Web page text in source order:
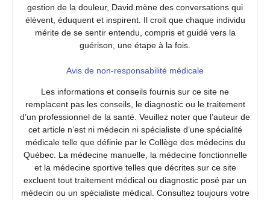
gestion de la douleur, David mène des conversations qui
élèvent, éduquent et inspirent. Il croit que chaque individu
mérite de se sentir entendu, compris et guidé vers la
guérison, une étape à la fois.
Avis de non-responsabilité médicale
Les informations et conseils fournis sur ce site ne
remplacent pas les conseils, le diagnostic ou le traitement
d’un professionnel de la santé. Veuillez noter que l’auteur de
cet article n’est ni médecin ni spécialiste d’une spécialité
médicale telle que définie par le Collège des médecins du
Québec. La médecine manuelle, la médecine fonctionnelle
et la médecine sportive telles que décrites sur ce site
excluent tout traitement médical ou diagnostic posé par un
médecin ou un spécialiste médical. Consultez toujours votre